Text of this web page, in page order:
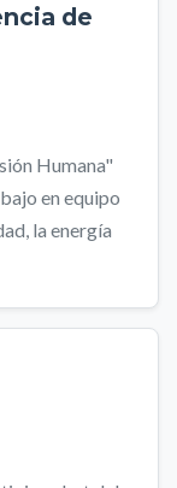
de
Humana"
en equipo
la energía